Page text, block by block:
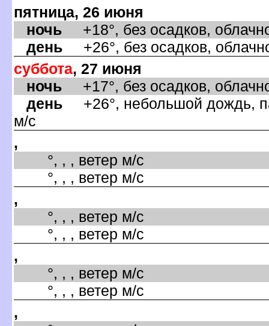
пятница, 26 июня
ночь +18°, без осадков,
день +26°, без осадков,
суббота, 27 июня
ночь +17°, без осадков,
день +26°, небольшой дождь,
м/с
,
°, , , ветер м/с
°, , , ветер м/с
,
°, , , ветер м/с
°, , , ветер м/с
,
°, , , ветер м/с
°, , , ветер м/с
,